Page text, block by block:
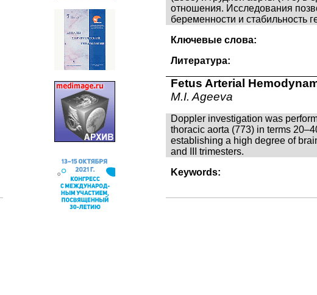
отношения. Исследования
беременности и стабильность
Ключевые слова:
Литература:
Fetus Arterial
M.I. Ageeva
Doppler investigation was
thoracic aorta (773) in terms
establishing a high degree of
and III trimesters.
Keywords: